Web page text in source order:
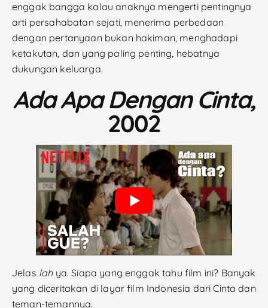
enggak bangga kalau anaknya mengerti pentingnya
arti persahabatan sejati, menerima perbedaan
dengan pertanyaan bukan hakiman, menghadapi
ketakutan, dan yang paling penting, hebatnya
dukungan keluarga.
Ada Apa Dengan Cinta,
2002
Jelas lahya. Siapa yang enggak tahu film ini? Banyak
yang diceritakan di layar film Indonesia dari Cinta dan
teman-temannya.